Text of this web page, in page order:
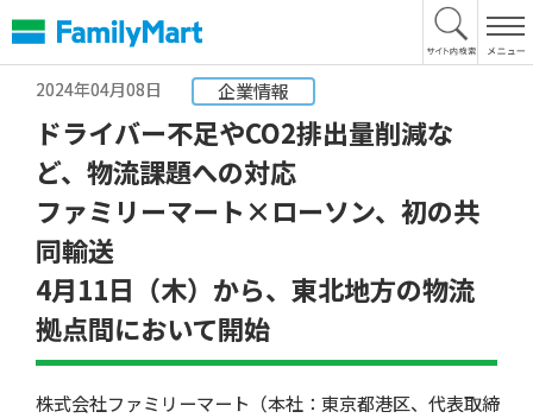
文
へ
2024年04月08日
企業情報
ドライバー不足やCO2排出量削減な
ど、物流課題への対応
ファミリーマート×ローソン、初の共
同輸送
4月11日（木）から、東北地方の物流
拠点間において開始
株式会社ファミリーマート（本社：東京都港区、代表取締